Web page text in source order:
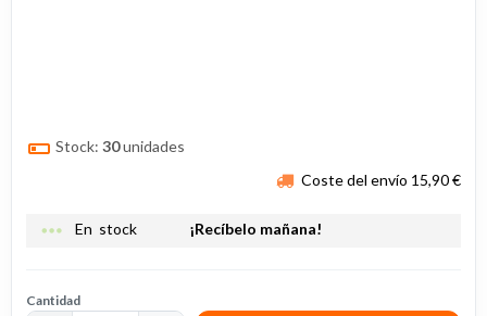
Stock: 30unidades
Coste del envío 15,90 €
more_horiz En stock ¡Recíbelo mañana!
Cantidad